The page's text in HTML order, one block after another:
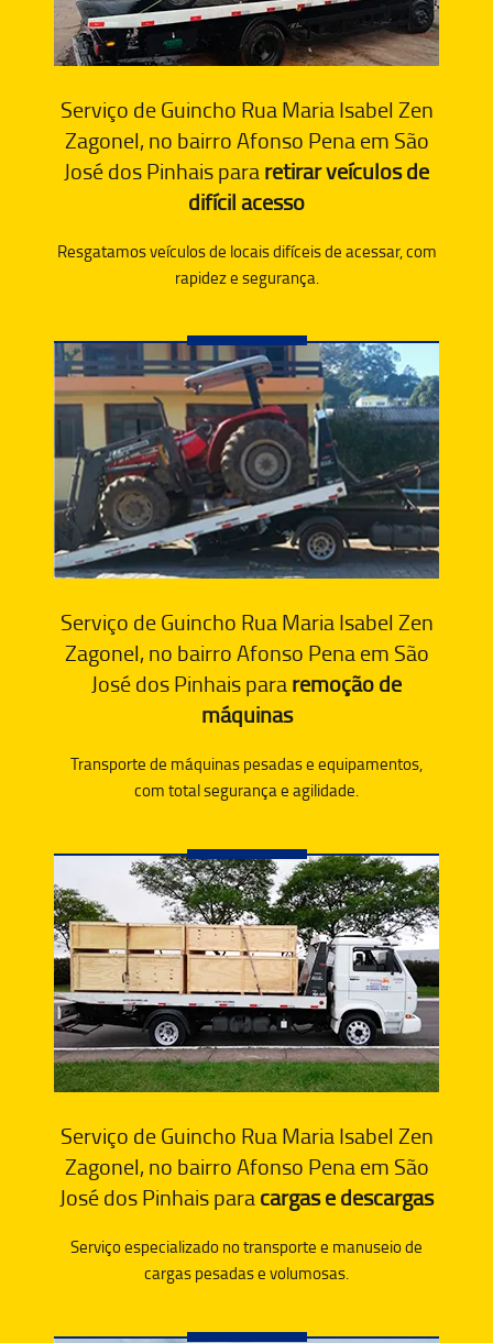
Serviço de Guincho Rua Maria Isabel Zen
Zagonel, no bairro Afonso Pena em São
José dos Pinhais pararetirar veículos de
difícil acesso
Resgatamos veículos de locais difíceis de acessar, com
rapidez e segurança.
Serviço de Guincho Rua Maria Isabel Zen
Zagonel, no bairro Afonso Pena em São
José dos Pinhais pararemoção de
máquinas
Transporte de máquinas pesadas e equipamentos,
com total segurança e agilidade.
Serviço de Guincho Rua Maria Isabel Zen
Zagonel, no bairro Afonso Pena em São
José dos Pinhais paracargas e descargas
Serviço especializado no transporte e manuseio de
cargas pesadas e volumosas.